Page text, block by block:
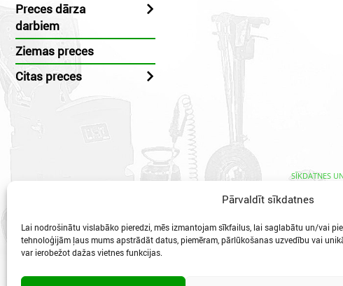
Pārvaldīt sīkdatnes
Lai nodrošinātu vislabāko pieredzi, mēs izmantojam sīkfailus, lai saglabātu un/vai
tehnoloģijām ļaus mums apstrādāt datus, piemēram, pārlūkošanas uzvedību vai
var ierobežot dažas vietnes funkcijas.
Preces dārza
darbiem
Ziemas preces
Citas preces
SĪKDATNES